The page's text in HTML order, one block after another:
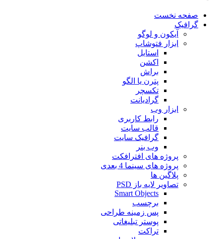
صفحه نخست
گرافیک
آیکون و لوگو
ابزار فتوشاپ
استایل
اکشن
براش
پترن یا الگو
تکسچر
گرادیانت
ابزار وب
رابط کاربری
قالب سایت
گرافیک سایت
وب بنر
پروژه های افترافکت
پروژه های سینما 4 بعدی
پلاگین ها
تصاویر لایه باز PSD
Smart Objects
برچسب
پس زمینه طراحی
پوستر تبلیغاتی
تراکت